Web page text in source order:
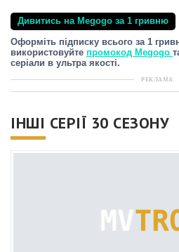
Дивитись на Megogo за 1 гривню
Оформіть підписку всього за 1
використовуйте промокод Megogo
серіали в ультра якості.
РЕКЛАМА
ІНШІ СЕРІЇ 30 СЕЗОНУ